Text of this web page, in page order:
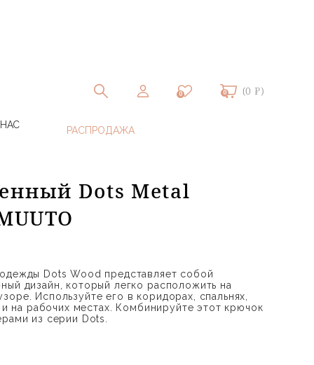
0 0 (0 ₽)
Dots Metal
Dots Wood представляет собой
дизайн, который легко расположить на
Используйте его в коридорах, спальнях,
и на рабочих местах. Комбинируйте этот крючок
из серии Dots.